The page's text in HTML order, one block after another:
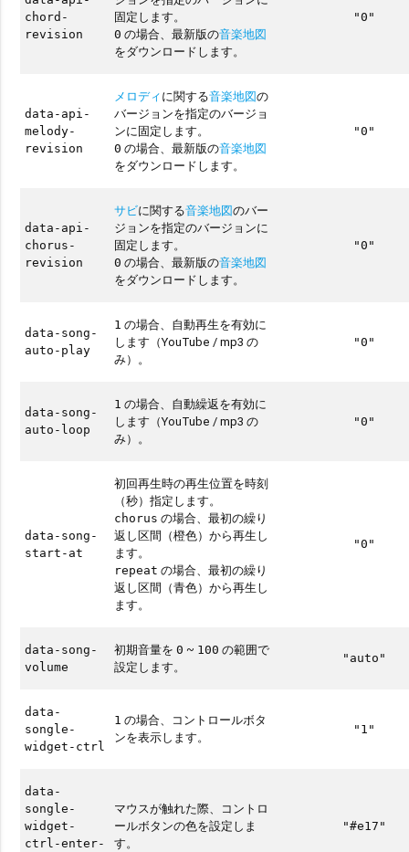
chord-
revision
固定します。
0 の場合、最新版の音楽地図
をダウンロードします。
"0"
data-api-
melody-
revision
メロディに関する音楽地図の
バージョンを指定のバージョ
ンに固定します。
0 の場合、最新版の音楽地図
をダウンロードします。
"0"
data-api-
chorus-
revision
サビに関する音楽地図のバー
ジョンを指定のバージョンに
固定します。
0 の場合、最新版の音楽地図
をダウンロードします。
"0"
data-song-
auto-play
1 の場合、自動再生を有効に
します（YouTube / mp3 の
み）。
"0"
data-song-
auto-loop
1 の場合、自動繰返を有効に
します（YouTube / mp3 の
み）。
"0"
data-song-
start-at
初回再生時の再生位置を時刻
（秒）指定します。
chorus の場合、最初の繰り
返し区間（橙色）から再生し
ます。
repeat の場合、最初の繰り
返し区間（青色）から再生し
ます。
"0"
data-song-
volume
初期音量を0 ~ 100 の範囲で
設定します。
"auto"
data-
songle-
widget-ctrl
1 の場合、コントロールボタ
ンを表示します。
"1"
data-
songle-
widget-
ctrl-enter-
マウスが触れた際、コントロ
ールボタンの色を設定しま
す。
"#e17"